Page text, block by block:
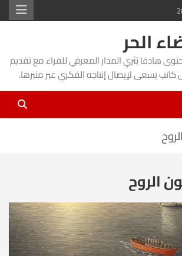
الحر
هادفا يُثري المدار المعرفي للقراء مع تقديم
يسعى لإيصال إنتاجه الفكري عبر منبرها.
الروح